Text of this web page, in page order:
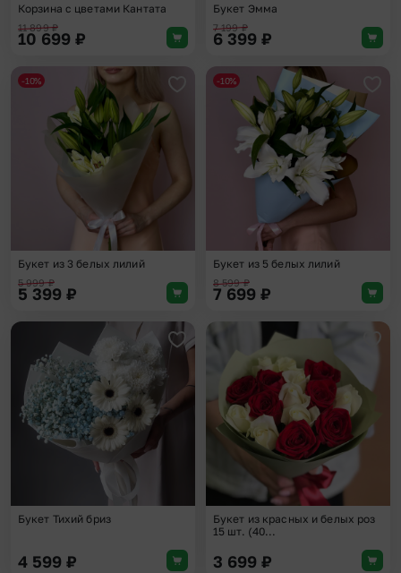
Корзина с цветами Кантата
11 899₽
10 699 ₽
Букет Эмма
7 199₽
6 399 ₽
Добавить в избранное
-10%
Букет из 3 белых лилий
5 999₽
5 399 ₽
-10%
Букет из 5 белых лилий
8 599₽
7 699 ₽
Добавить в избранное
Букет Тихий бриз
4 599 ₽
Букет из красных и белых роз
15 шт. (40...
3 699 ₽